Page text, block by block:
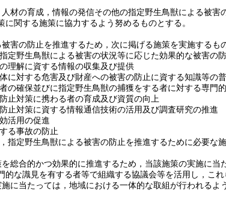
材の育成，情報の発信その他の指定野生鳥獣による被
関する施策に協力するよう努めるものとする。
害の防止を推進するため，次に掲げる施策を実施するも
定野生鳥獣による被害の状況等に応じた効果的な被害の
理解に資する情報の収集及び提供
に対する危害及び財産への被害の防止に資する知識等の
の確保並びに指定野生鳥獣の捕獲をする者に対する専門
止対策に携わる者の育成及び資質の向上
止対策に資する情報通信技術の活用及び調査研究の推進
活用の促進
る事故の防止
指定野生鳥獣による被害の防止を推進するために必要な
総合的かつ効果的に推進するため，当該施策の実施に
的な識見を有する者等で組織する協議会等を活用し，こ
に当たっては，地域における一体的な取組が行われるよ